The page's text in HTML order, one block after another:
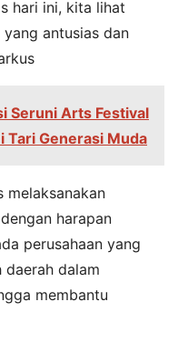
hari ini, kita lihat
antusias dan
Seruni Arts Festival
Tari Generasi Muda
melaksanakan
harapan
perusahaan yang
dalam
membantu